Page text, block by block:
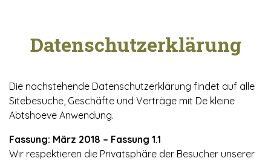
Datenschutzerklärung
Die nachstehende Datenschutzerklärung findet auf alle
Sitebesuche, Geschäfte und Verträge mit De kleine
Abtshoeve Anwendung.
Fassung: März 2018 – Fassung 1.1
Wir respektieren die Privatsphäre der Besucher unserer